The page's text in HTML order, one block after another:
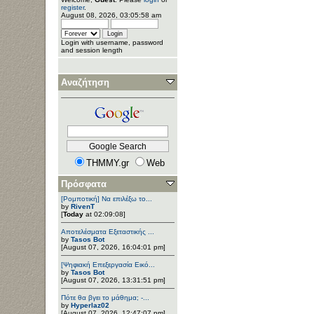
register.
August 08, 2026, 03:05:58 am
Login with username, password
and session length
Αναζήτηση
THMMY.gr
Web
Πρόσφατα
[Ρομποτική] Να επιλέξω το...
by RivenT
[Today at 02:09:08]
Αποτελέσματα Εξεταστικής ...
by Tasos Bot
[August 07, 2026, 16:04:01 pm]
[Ψηφιακή Επεξεργασία Εικό...
by Tasos Bot
[August 07, 2026, 13:31:51 pm]
Πότε θα βγει το μάθημα; -...
by Hyperlaz02